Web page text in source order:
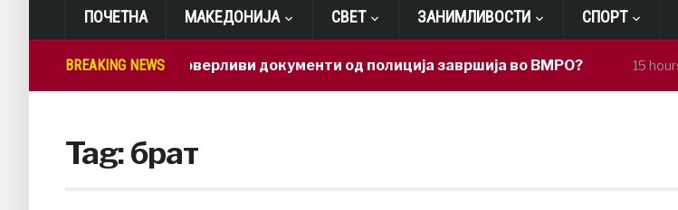
ПОЧЕТНА МАКЕДОНИЈА СВЕТ ЗАНИМЛИВОСТИ СПОРТ
BREAKING NEWS
Како доверливи документи од полиција завршија во ВМРО? 15 hours ago
Tag:брат